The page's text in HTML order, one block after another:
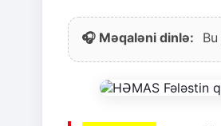
🎧 Məqaləni dinlə: